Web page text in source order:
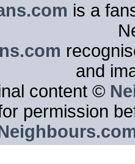
is a
and
content ©
permission